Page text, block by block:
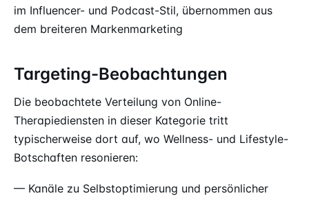
im Influencer- und Podcast-Stil, übernommen aus
dem breiteren Markenmarketing
Targeting-Beobachtungen
Die beobachtete Verteilung von Online-
Therapiediensten in dieser Kategorie tritt
typischerweise dort auf, wo Wellness- und Lifestyle-
Botschaften resonieren:
— Kanäle zu Selbstoptimierung und persönlicher